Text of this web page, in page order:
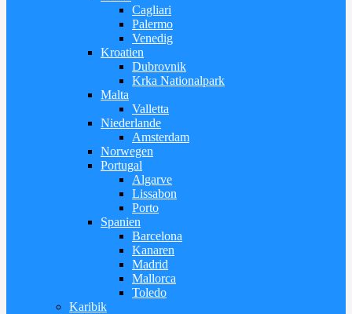
Cagliari
Palermo
Venedig
Kroatien
Dubrovnik
Krka Nationalpark
Malta
Valletta
Niederlande
Amsterdam
Norwegen
Portugal
Algarve
Lissabon
Porto
Spanien
Barcelona
Kanaren
Madrid
Mallorca
Toledo
Karibik